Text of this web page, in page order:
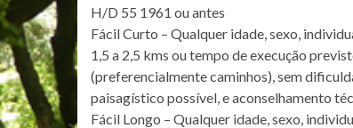
H/D 55 1961 ou antes
Fácil Curto – Qualquer idade, sexo,
1,5 a 2,5 kms ou tempo de execução
(preferencialmente caminhos), sem
paisagístico possível, e aconselhamento
Fácil Longo – Qualquer idade, sexo,